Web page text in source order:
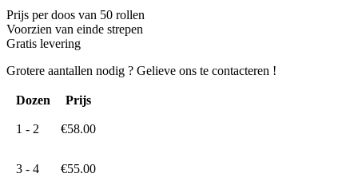
Prijs per doos van 50 rollen
Voorzien van einde strepen
Gratis levering
Grotere aantallen nodig ? Gelieve ons te contacteren !
Dozen Prijs
1 - 2 €58.00
3 - 4 €55.00